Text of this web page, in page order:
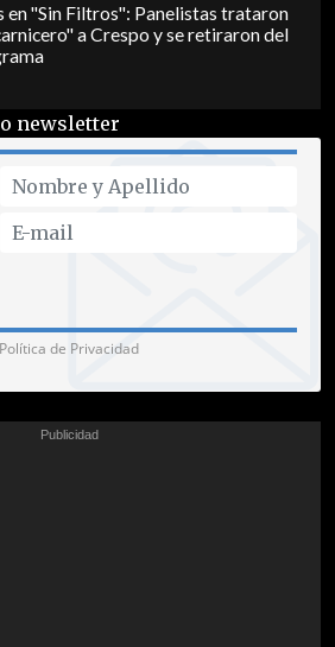
en "Sin Filtros": Panelistas trataron
a Crespo y se retiraron del
newsletter
Política de Privacidad